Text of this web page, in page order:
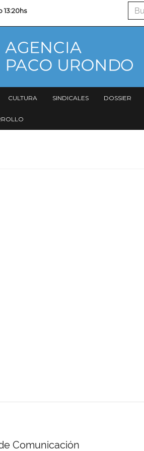
13:20hs
CULTURA SINDICALES DOSSIER
Comunicación